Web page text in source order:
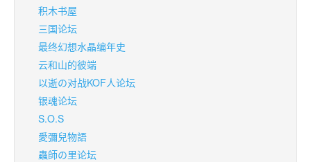
积木书屋
三国论坛
最终幻想水晶编年史
云和山的彼端
以逝の对战KOF人论坛
银魂论坛
S.O.S
愛彌兒物語
蟲師の里论坛